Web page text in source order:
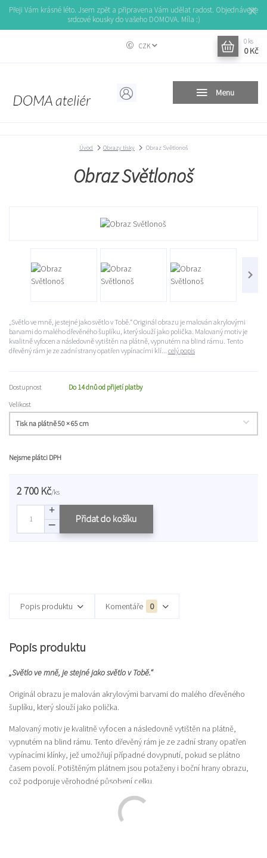
Přeji Vám krásné léto. Jsem zpět a připravena Vám udělat radost. Objednávejte
srdcové kousky do vašeho DOMOVA. Míla :)
Menu
CZK
0 ks
0 Kč
Úvod Obrazy tisky Obraz Světlonoš
Obraz Světlonoš
„Světlo ve mně, je stejné jako světlo v Tobě.“ Originál obrazu je malován akrylovými
barvami do malého dřevěného šuplíku, který slouží jako polička. Malovaný motiv je
kvalitně vyfocen a následovně vytištěn na plátně, vypnutém na blind rámu. Tento
dřevěný rám je ze zadní strany opatřen vypínacími klí... celý popis
Dostupnost
Do 14 dnů od přijetí platby
Velikost
Nejsme plátci DPH
2 700 Kč/ks
Přidat do košíku
Popis produktu Komentáře 0
Popis produktu
„Světlo ve mně, je stejné jako světlo v Tobě.“
Originál obrazu je malován akrylovými barvami do malého dřevěného
šuplíku, který slouží jako polička.
Malovaný motiv je kvalitně vyfocen a následovně vytištěn na plátně,
vypnutém na blind rámu. Tento dřevěný rám je ze zadní strany opatřen
vypínacími klínky, jež umožňují případné dovypnutí, pokud se plátno
časem povolí. Potištěným plátnem jsou potaženy i boční hrany obrazu,
což podporuje věrohodné působení celku.